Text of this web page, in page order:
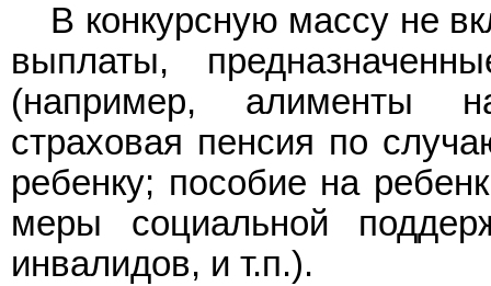
В конкурсную массу не
выплаты,
(например, алименты
страховая пенсия по
ребенку; пособие на
меры социальной
инвалидов, и т.п.).